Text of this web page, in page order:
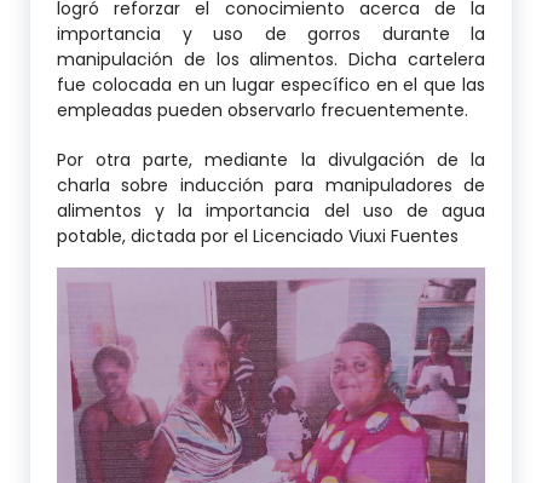
logró reforzar el conocimiento acerca de la
importancia y uso de gorros durante la
manipulación de los alimentos. Dicha cartelera
fue colocada en un lugar específico en el que las
empleadas pueden observarlo frecuentemente.
Por otra parte, mediante la divulgación de la
charla sobre inducción para manipuladores de
alimentos y la importancia del uso de agua
potable, dictada por el Licenciado Viuxi Fuentes